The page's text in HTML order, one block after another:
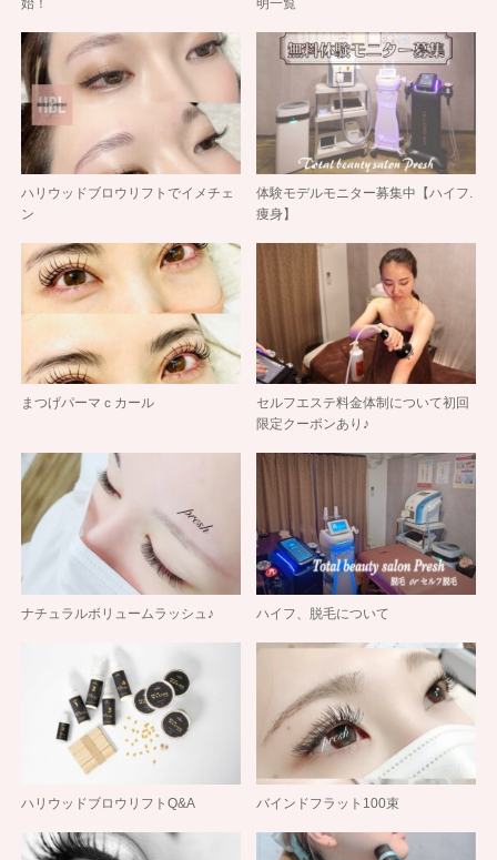
始！ 明一覧
ハリウッドブロウリフトでイメチェ
ン
体験モデルモニター募集中【ハイフ.
痩身】
まつげパーマｃカール
セルフエステ料金体制について初回
限定クーポンあり♪
ナチュラルボリュームラッシュ♪ ハイフ、脱毛について
ハリウッドブロウリフトQ&A バインドフラット100束